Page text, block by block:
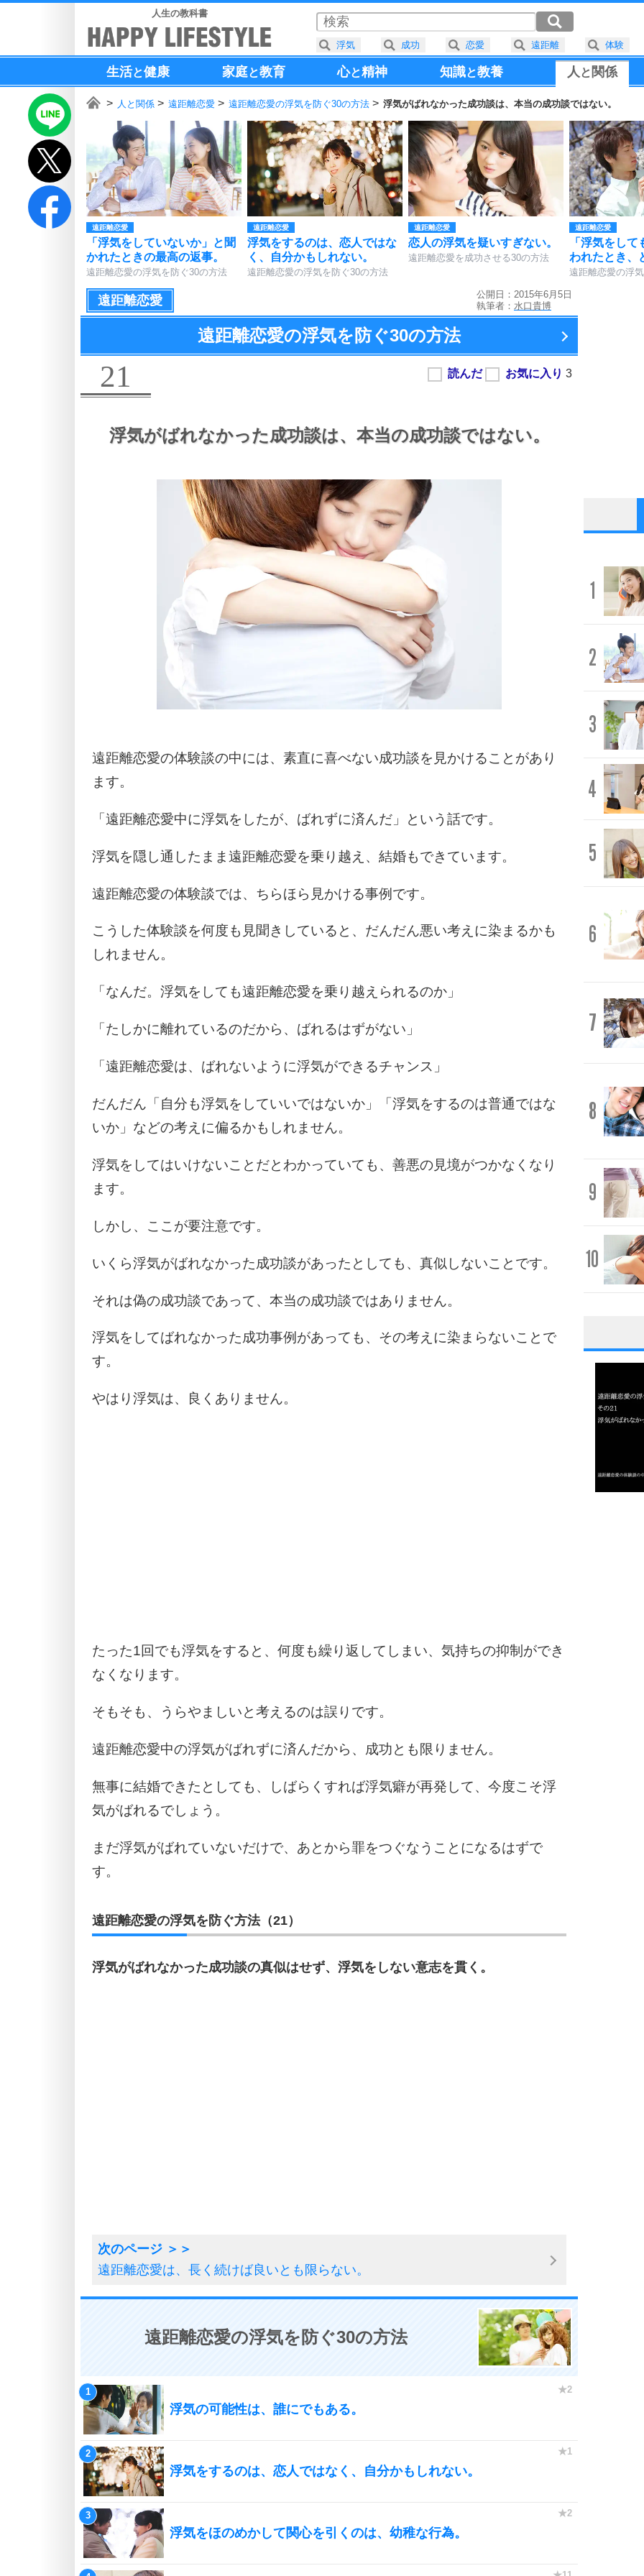
人生の教科書
生活と健康 家庭と教育 心と精神 知識と教養 人と 関係
人と関係 遠距離恋愛 遠距離恋愛の浮気を防ぐ30の方法 浮気がばれなかった成功談は、本当の成功談ではない。
遠距離恋愛
「浮気をしていないか」と聞
かれたときの最高の返事。
遠距離恋愛の浮気を防ぐ30の方法
遠距離恋愛
浮気をするのは、恋人ではな
く、自分かもしれない。
遠距離恋愛の浮気を防ぐ30の方法
遠距離恋愛
恋人の浮気を疑いすぎない。
遠距離恋愛を成功させる30の方法
遠距離恋愛
「浮気をし
われたとき、
遠距離恋愛の浮
遠距離恋愛
公開日：2015年6月5日
執筆者： 水口貴博
遠距離恋愛の浮気を防ぐ30の方法
21
浮気がばれなかった成功談は、 本当の成功談ではない。
遠距離恋愛の体験談の中には、素直に喜べない成功談を見かけることがあり
ます。
「遠距離恋愛中に浮気をしたが、ばれずに済んだ」という話です。
浮気を隠し通したまま遠距離恋愛を乗り越え、結婚もできています。
遠距離恋愛の体験談では、ちらほら見かける事例です。
こうした体験談を何度も見聞きしていると、だんだん悪い考えに染まるかも
しれません。
「なんだ。浮気をしても遠距離恋愛を乗り越えられるのか」
「たしかに離れているのだから、ばれるはずがない」
「遠距離恋愛は、ばれないように浮気ができるチャンス」
だんだん「自分も浮気をしていいではないか」「浮気をするのは普通ではな
いか」などの考えに偏るかもしれません。
浮気をしてはいけないことだとわかっていても、善悪の見境がつかなくなり
ます。
しかし、ここが要注意です。
いくら浮気がばれなかった成功談があったとしても、真似しないことです。
それは偽の成功談であって、本当の成功談ではありません。
浮気をしてばれなかった成功事例があっても、その考えに染まらないことで
す。
やはり浮気は、良くありません。
たった1回でも浮気をすると、何度も繰り返してしまい、気持ちの抑制ができ
なくなります。
そもそも、うらやましいと考えるのは誤りです。
遠距離恋愛中の浮気がばれずに済んだから、成功とも限りません。
無事に結婚できたとしても、しばらくすれば浮気癖が再発して、今度こそ浮
気がばれるでしょう。
まだ浮気がばれていないだけで、あとから罪をつぐなうことになるはずで
す。
遠距離恋愛の浮気を防ぐ方法（21）
浮気がばれなかった成功談の真似はせず、浮気をしない意志を貫く。
遠距離恋愛は、長く続けば良いとも限らない。
遠距離恋愛の浮気を防ぐ30の方法
浮気の可能性は、誰にでもある。
浮気をするのは、恋人ではなく、自分かもしれない。
浮気をほのめかして関心を引くのは、幼稚な行為。
1
2
3
4
5
6
7
8
9
10
1
3
浮気 成功 恋愛 遠距離 体験